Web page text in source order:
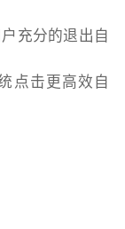
充分的退出自
点击更高效自